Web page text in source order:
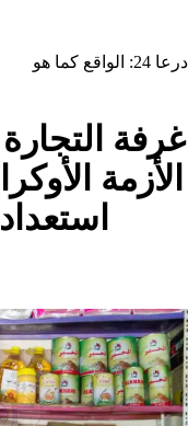
درعا 24: الواقع كما هو
غرفة
الأزمة